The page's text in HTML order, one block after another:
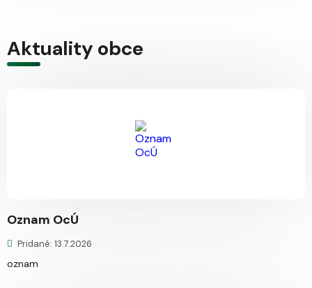
Aktuality obce
Oznam OcÚ
Pridané: 13.7.2026
oznam